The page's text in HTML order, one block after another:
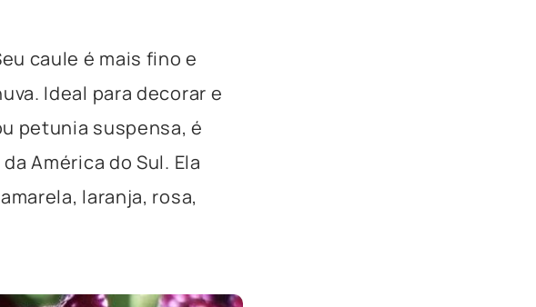
caule é mais fino e
Ideal para decorar e
petunia suspensa, é
América do Sul. Ela
laranja, rosa,